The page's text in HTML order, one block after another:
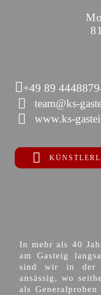
+49 89
team@ks-
www.ks-
In mehr als 40
am Gasteig
sind wir in der
ansässig, wo
als